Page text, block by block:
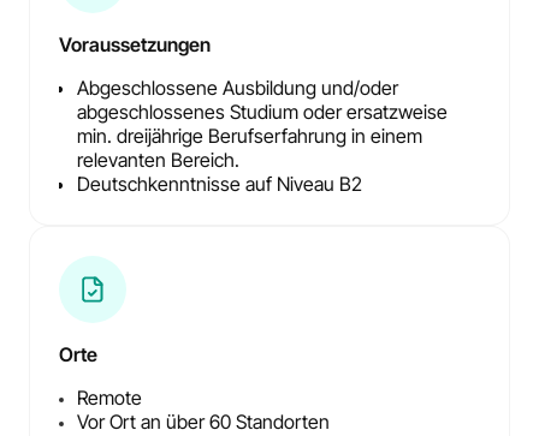
Voraussetzungen
Abgeschlossene Ausbildung und/oder
abgeschlossenes Studium oder ersatzweise
min. dreijährige Berufserfahrung in einem
relevanten Bereich.
Deutschkenntnisse auf Niveau B2
Orte
Remote
Vor Ort an über 60 Standorten